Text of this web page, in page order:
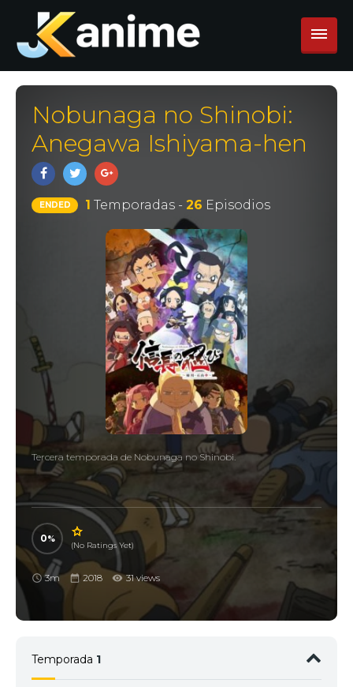
Nobunaga no Shinobi:
Anegawa Ishiyama-hen
ENDED 1 Temporadas - 26 Episodios
Tercera temporada de Nobunaga no Shinobi.
0
(No Ratings Yet)
3m 2018 31 views
Temporada 1